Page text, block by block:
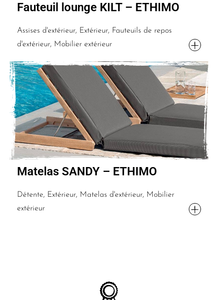
Fauteuil lounge KILT – ETHIMO
Assises d'extérieur, Extérieur, Fauteuils de repos
d'extérieur, Mobilier extérieur
Matelas SANDY – ETHIMO
Détente, Extérieur, Matelas d'extérieur, Mobilier
extérieur